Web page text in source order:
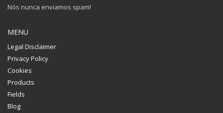
Nós nunca enviamos spam!
MENU
Legal Disclaimer
Privacy Policy
Cookies
Products
Fields
Blog